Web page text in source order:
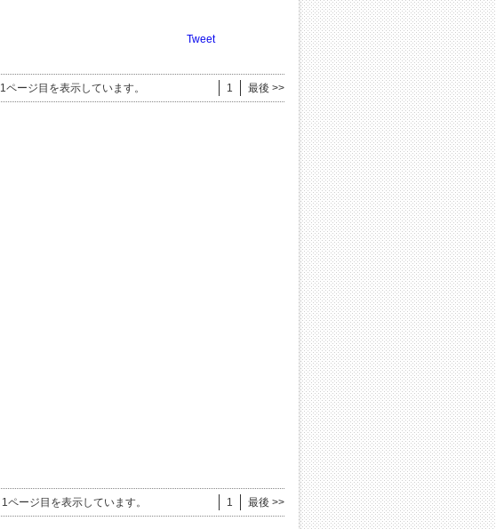
Tweet
1ページ目を表示しています。 1 最後 >>
1ページ目を表示しています。 1 最後 >>